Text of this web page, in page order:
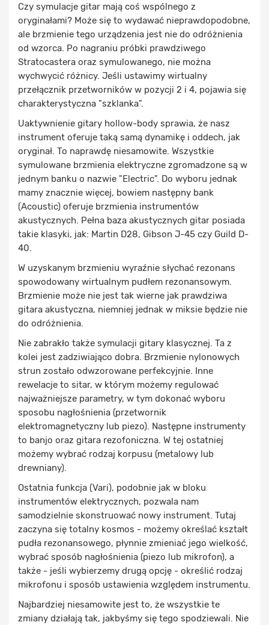
Czy symulacje gitar mają coś wspólnego z
oryginałami? Może się to wydawać nieprawdopodobne,
ale brzmienie tego urządzenia jest nie do odróżnienia
od wzorca. Po nagraniu próbki prawdziwego
Stratocastera oraz symulowanego, nie można
wychwycić różnicy. Jeśli ustawimy wirtualny
przełącznik przetworników w pozycji 2 i 4, pojawia się
charakterystyczna "szklanka".
Uaktywnienie gitary hollow-body sprawia, że nasz
instrument oferuje taką samą dynamikę i oddech, jak
oryginał. To naprawdę niesamowite. Wszystkie
symulowane brzmienia elektryczne zgromadzone są w
jednym banku o nazwie "Electric". Do wyboru jednak
mamy znacznie więcej, bowiem następny bank
(Acoustic) oferuje brzmienia instrumentów
akustycznych. Pełna baza akustycznych gitar posiada
takie klasyki, jak: Martin D28, Gibson J-45 czy Guild D-
40.
W uzyskanym brzmieniu wyraźnie słychać rezonans
spowodowany wirtualnym pudłem rezonansowym.
Brzmienie może nie jest tak wierne jak prawdziwa
gitara akustyczna, niemniej jednak w miksie będzie nie
do odróżnienia.
Nie zabrakło także symulacji gitary klasycznej. Ta z
kolei jest zadziwiająco dobra. Brzmienie nylonowych
strun zostało odwzorowane perfekcyjnie. Inne
rewelacje to sitar, w którym możemy regulować
najważniejsze parametry, w tym dokonać wyboru
sposobu nagłośnienia (przetwornik
elektromagnetyczny lub piezo). Następne instrumenty
to banjo oraz gitara rezofoniczna. W tej ostatniej
możemy wybrać rodzaj korpusu (metalowy lub
drewniany).
Ostatnia funkcja (Vari), podobnie jak w bloku
instrumentów elektrycznych, pozwala nam
samodzielnie skonstruować nowy instrument. Tutaj
zaczyna się totalny kosmos - możemy określać kształt
pudła rezonansowego, płynnie zmieniać jego wielkość,
wybrać sposób nagłośnienia (piezo lub mikrofon), a
także - jeśli wybierzemy drugą opcję - określić rodzaj
mikrofonu i sposób ustawienia względem instrumentu.
Najbardziej niesamowite jest to, że wszystkie te
zmiany działają tak, jakbyśmy się tego spodziewali. Nie